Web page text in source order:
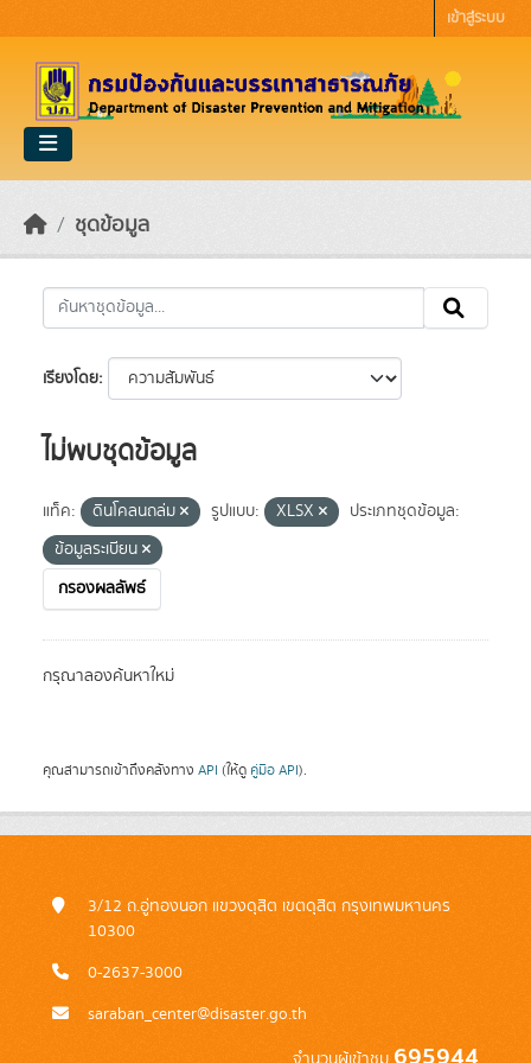
เข้าสู่ระบบ
ชุดข้อมูล
เรียงโดย
ไม่พบชุดข้อมูล
แท็ค: ดินโคลนถล่ม รูปแบบ: XLSX
ประเภทชุดข้อมูล:
ข้อมูลระเบียน
กรองผลลัพธ์
กรุณาลองค้นหาใหม่
คุณสามารถเข้าถึงคลังทาง API (ให้ดู คู่มือ API).
3/12 ถ.อู่ทองนอก แขวงดุสิต เขตดุสิต กรุงเทพมหานคร
10300
0-2637-3000
saraban_center@disaster.go.th